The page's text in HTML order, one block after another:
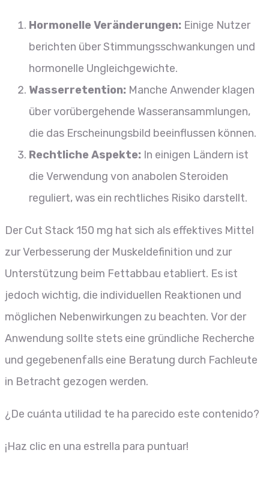
Hormonelle Veränderungen: Einige Nutzer
berichten über Stimmungsschwankungen und
hormonelle Ungleichgewichte.
Wasserretention: Manche Anwender klagen
über vorübergehende Wasseransammlungen,
die das Erscheinungsbild beeinflussen können.
Rechtliche Aspekte: In einigen Ländern ist
die Verwendung von anabolen Steroiden
reguliert, was ein rechtliches Risiko darstellt.
Der Cut Stack 150 mg hat sich als effektives Mittel
zur Verbesserung der Muskeldefinition und zur
Unterstützung beim Fettabbau etabliert. Es ist
jedoch wichtig, die individuellen Reaktionen und
möglichen Nebenwirkungen zu beachten. Vor der
Anwendung sollte stets eine gründliche Recherche
und gegebenenfalls eine Beratung durch Fachleute
in Betracht gezogen werden.
¿De cuánta utilidad te ha parecido este contenido?
¡Haz clic en una estrella para puntuar!